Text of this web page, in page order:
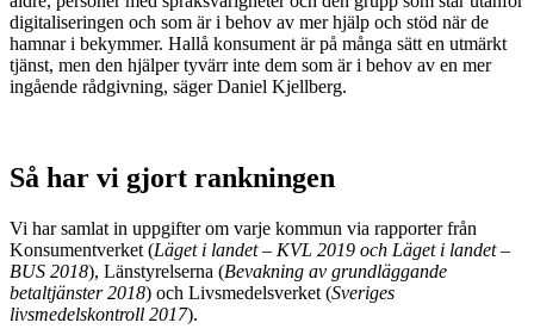
digitaliseringen och som är i behov av mer hjälp och stöd när de
hamnar i bekymmer. Hallå konsument är på många sätt en utmärkt
tjänst, men den hjälper tyvärr inte dem som är i behov av en mer
ingående rådgivning, säger Daniel Kjellberg.
Så har vi gjort rankningen
Vi har samlat in uppgifter om varje kommun via rapporter från
Konsumentverket (Läget i landet – KVL 2019 och Läget i landet –
BUS 2018), Länstyrelserna (Bevakning av grundläggande
betaltjänster 2018) och Livsmedelsverket (Sveriges
livsmedelskontroll 2017).